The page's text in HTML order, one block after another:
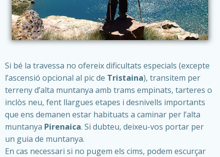
Si bé la travessa no ofereix dificultats especials (excepte
l’ascensió opcional al pic de Tristaina), transitem per
terreny d’alta muntanya amb trams empinats, tarteres o
inclòs neu, fent llargues etapes i desnivells importants
que ens demanen estar habituats a caminar per l’alta
muntanya Pirenaica. Si dubteu, deixeu-vos portar per
un guia de muntanya.
En cas necessari si no pugem els cims, podem escurçar